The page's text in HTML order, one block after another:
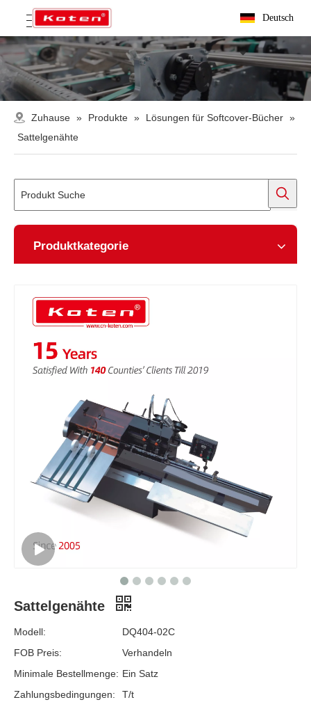
Deutsch
Zuhause » Produkte » Lösungen für Softcover-Bücher »
Sattelgenähte
Produktkategorie
Sattelgenähte
Modell:
DQ404-02C
FOB Preis:
Verhandeln
Minimale Bestellmenge: Ein Satz
Zahlungsbedingungen:
T/t